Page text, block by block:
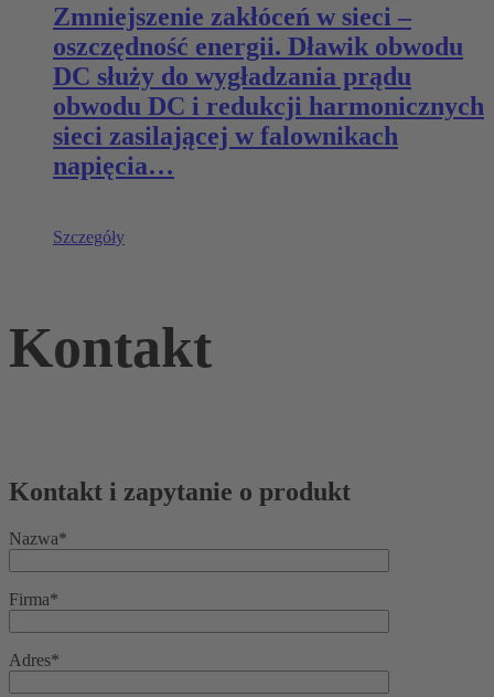
Zmniejszenie zakłóceń w sieci –
oszczędność energii. Dławik obwodu
DC służy do wygładzania prądu
obwodu DC i redukcji harmonicznych
sieci zasilającej w falownikach
napięcia…
Szczegóły
Kontakt
Kontakt i zapytanie o produkt
Nazwa*
Firma*
Adres*